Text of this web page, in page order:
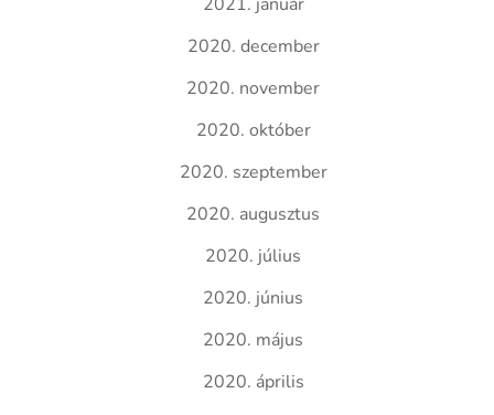
2020. december
2020. november
2020. október
2020. szeptember
2020. augusztus
2020. július
2020. június
2020. május
2020. április